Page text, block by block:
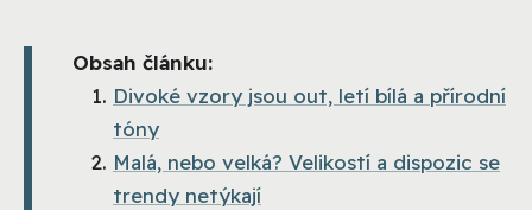
Obsah článku:
Divoké vzory jsou out, letí bílá a přírodní
tóny
Malá, nebo velká? Velikostí a dispozic se
trendy netýkají